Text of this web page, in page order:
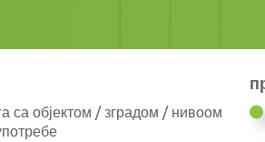
са објектом / зградом / нивоом